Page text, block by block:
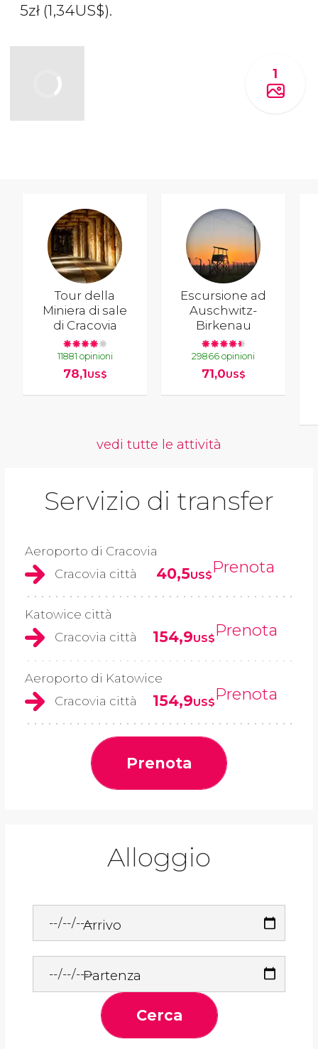
5zł (1,34US$).
1
Tour della
Miniera di sale
di Cracovia
11881 opinioni
78,1US$
Escursione ad
Auschwitz-
Birkenau
29866 opinioni
71,0US$
vedi tutte le attività
Servizio di transfer
Aeroporto di Cracovia
Cracovia città
40,5US$Prenota
Katowice città
Cracovia città
154,9US$Prenota
Aeroporto di Katowice
Cracovia città
154,9US$Prenota
Prenota
Alloggio
Arrivo
Partenza
Cerca